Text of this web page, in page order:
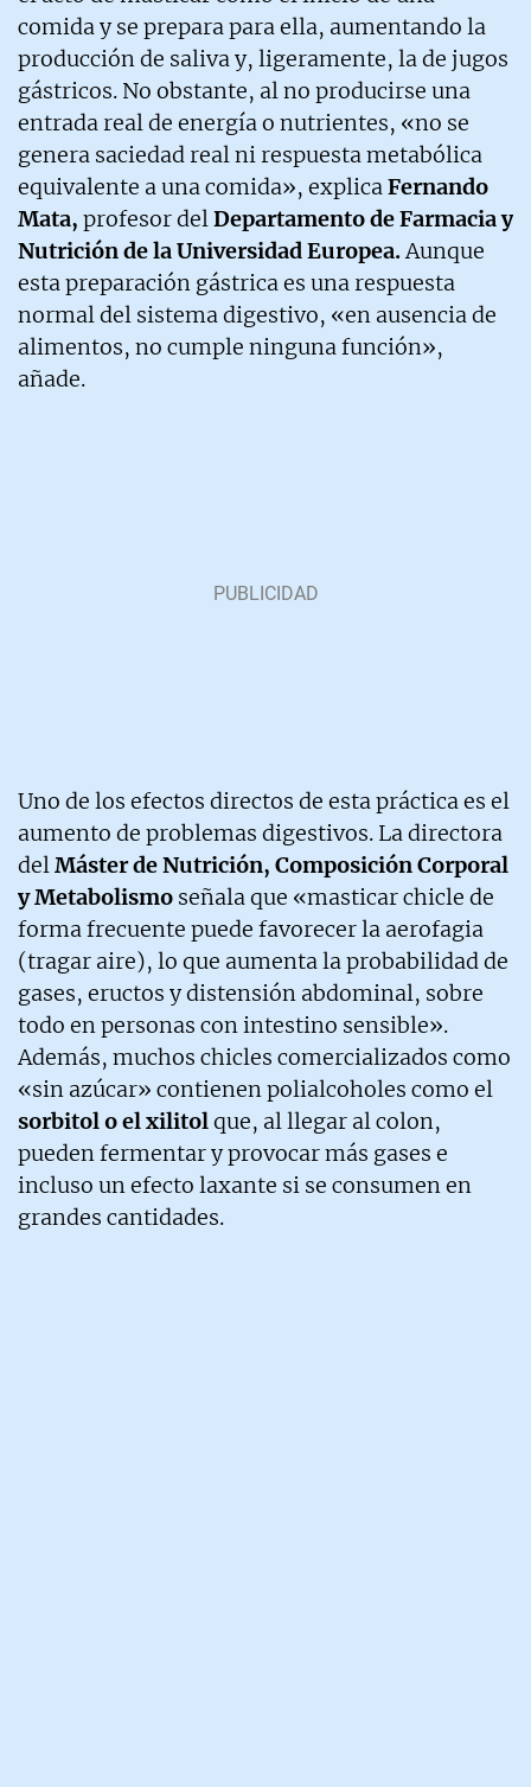
comida y se prepara para ella, aumentando la
producción de saliva y, ligeramente, la de jugos
gástricos. No obstante, al no producirse una
entrada real de energía o nutrientes, «no se
genera saciedad real ni respuesta metabólica
equivalente a una comida», explicaFernando
Mata, profesor delDepartamento de Farmacia y
Nutrición de la Universidad Europea.Aunque
esta preparación gástrica es una respuesta
normal del sistema digestivo, «en ausencia de
alimentos, no cumple ninguna función»,
añade.
Uno de los efectos directos de esta práctica es el
aumento de problemas digestivos. La directora
delMáster de Nutrición, Composición Corporal
y Metabolismo señala que «masticar chicle de
forma frecuente puede favorecer la aerofagia
(tragar aire), lo que aumenta la probabilidad de
gases, eructos y distensión abdominal, sobre
todo en personas con intestino sensible».
Además, muchos chicles comercializados como
«sin azúcar» contienen polialcoholes como el
sorbitol o el xilitolque, al llegar al colon,
pueden fermentar y provocar más gases e
incluso un efecto laxante si se consumen en
grandes cantidades.